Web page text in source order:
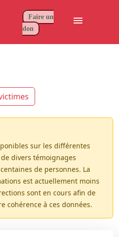
Faire un
don
menu
sur les différentes
divers témoignages
de personnes. La
est actuellement moins
sont en cours afin de
cohérence à ces données.